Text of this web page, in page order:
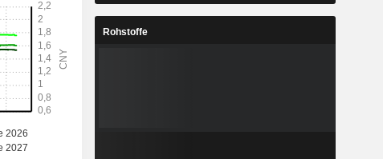
Rohstoffe